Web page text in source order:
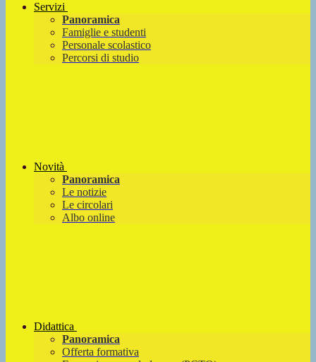
Servizi
Panoramica
Famiglie e studenti
Personale scolastico
Percorsi di studio
Novità
Panoramica
Le notizie
Le circolari
Albo online
Didattica
Panoramica
Offerta formativa